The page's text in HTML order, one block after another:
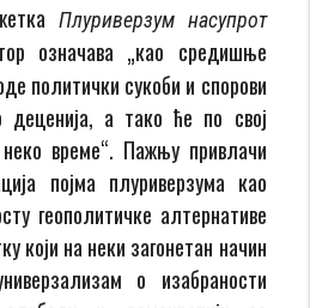
Плуриверзум насупрот
означава „као средишње
политички сукоби и спорови
деценија, а тако ће по свој
време“. Пажњу привлачи
појма плуриверзума као
геополитичке алтернативе
који на неки загонетан начин
о изабраности